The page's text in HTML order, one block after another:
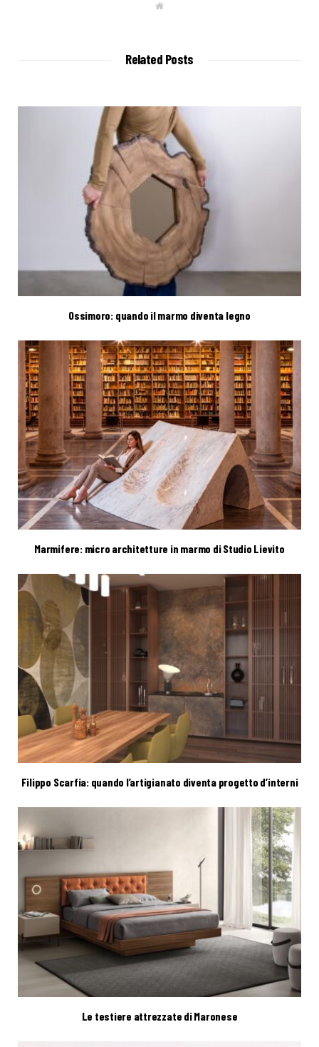
W
Related Posts
Ossimoro: quando il marmo diventa legno
Marmifere: micro architetture in marmo di Studio Lievito
Filippo Scarfia: quando l’artigianato diventa progetto d’interni
Le testiere attrezzate di Maronese